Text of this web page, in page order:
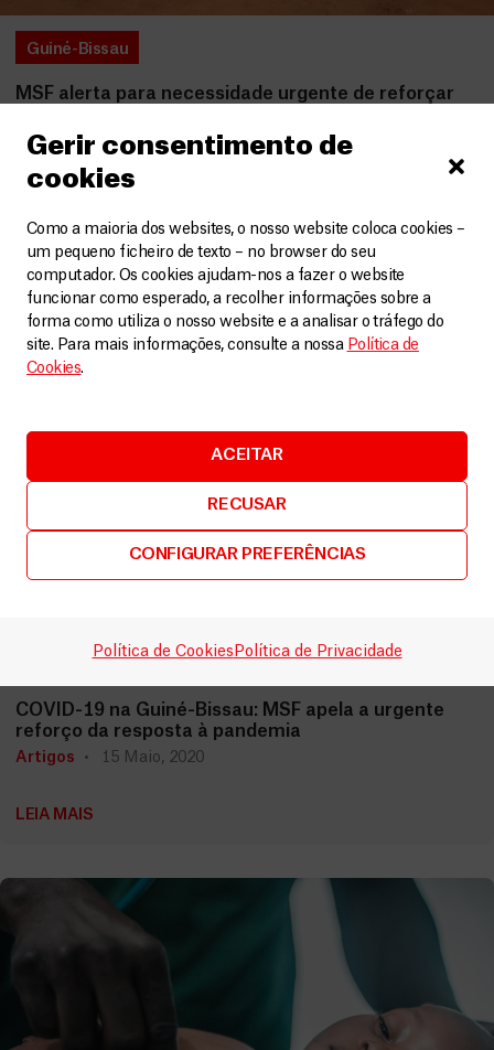
Gerir consentimento de
cookies
Como a maioria dos websites, o nosso website coloca cookies –
um pequeno ficheiro de texto – no browser do seu
computador. Os cookies ajudam-nos a fazer o website
funcionar como esperado, a recolher informações sobre a
forma como utiliza o nosso website e a analisar o tráfego do
site. Para mais informações, consulte a nossa Política de
Cookies.
ACEITAR
RECUSAR
CONFIGURAR PREFERÊNCIAS
Política de Cookies Política de Privacidade
Guiné-Bissau
MSF alerta para necessidade urgente de reforçar
Artigos 15 Maio, 2020
COVID-19 na Guiné-Bissau: MSF apela a urgente
reforço da resposta à pandemia
Artigos 15 Maio, 2020
LEIA MAIS